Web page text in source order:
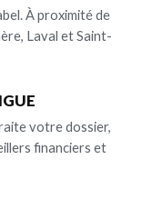
À proximité de
Laval et Saint-
votre dossier,
financiers et